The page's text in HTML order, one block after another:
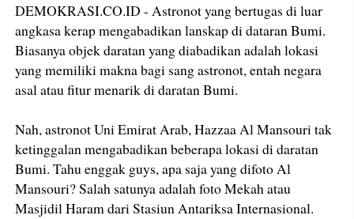
DEMOKRASI.CO.ID - Astronot yang bertugas di luar
angkasa kerap mengabadikan lanskap di dataran Bumi.
Biasanya objek daratan yang diabadikan adalah lokasi
yang memiliki makna bagi sang astronot, entah negara
asal atau fitur menarik di daratan Bumi.
Nah, astronot Uni Emirat Arab, Hazzaa Al Mansouri tak
ketinggalan mengabadikan beberapa lokasi di daratan
Bumi. Tahu enggak guys, apa saja yang difoto Al
Mansouri? Salah satunya adalah foto Mekah atau
Masjidil Haram dari Stasiun Antariksa Internasional.